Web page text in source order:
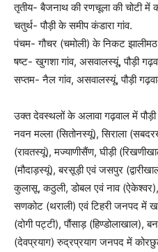
तृतीय- बैजनाथ की रणचूला की चोटी में
चतुर्थ- पौड़ी के समीप कंडारा गांव.
पंचम- गौचर (चमोली) के निकट झालीमठ
षष्ट- खुगशा गांव, असवालस्यूं, पौड़ी
सप्तम- नैल गांव, असवालस्यूं, पौड़ी
उक्त देवस्थलों के अलावा गढ़वाल में
नवन मल्ला (सितोनस्यूं), सिराला
(रावतस्यूं), मज्याणीसैंण, घीड़ी
(मौदाड़स्यूं), बरसूड़ी एवं जसपुर
कुलासू, कठुली, डोबल एवं नाव
सणकोट (थराली) एवं टिहरी जनपद में
(दोगी पट्टी), पौंसाड़ (हिण्डोलाखाल),
(देवप्रयाग) रुद्रप्रयाग जनपद में